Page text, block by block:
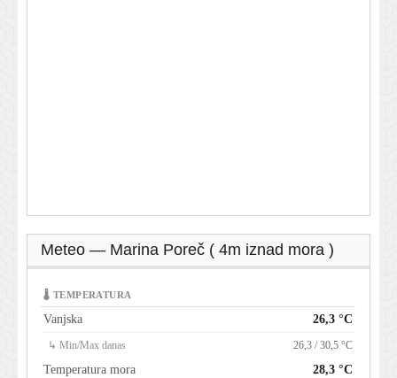
Meteo — Marina Poreč ( 4m iznad mora )
🌡 TEMPERATURA
Vanjska 26,3 °C
↳ Min/Max danas 26,3 / 30,5 °C
Temperatura mora 28,3 °C